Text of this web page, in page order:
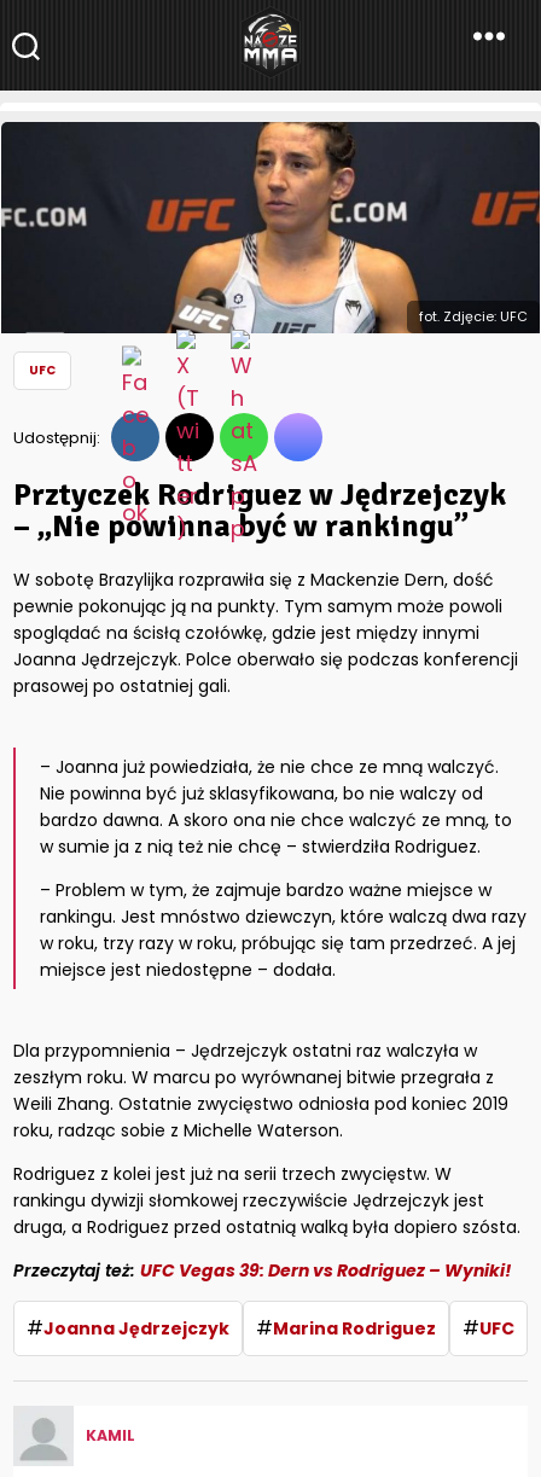
NaszeMMA
NaszeMMA.pl»Aktualności»Świat»UFC»Prztyczek Rodriguez w
Jędrzejczyk – „Nie powinna być w rankingu”
fot. Zdjęcie: UFC
UFC
Udostępnij:
Prztyczek Rodriguez w Jędrzejczyk
– „Nie powinna być w rankingu”
W sobotę Brazylijka rozprawiła się z Mackenzie Dern, dość
pewnie pokonując ją na punkty. Tym samym może powoli
spoglądać na ścisłą czołówkę, gdzie jest między innymi
Joanna Jędrzejczyk. Polce oberwało się podczas konferencji
prasowej po ostatniej gali.
– Joanna już powiedziała, że nie chce ze mną walczyć.
Nie powinna być już sklasyfikowana, bo nie walczy od
bardzo dawna. A skoro ona nie chce walczyć ze mną, to
w sumie ja z nią też nie chcę – stwierdziła Rodriguez.
– Problem w tym, że zajmuje bardzo ważne miejsce w
rankingu. Jest mnóstwo dziewczyn, które walczą dwa razy
w roku, trzy razy w roku, próbując się tam przedrzeć. A jej
miejsce jest niedostępne – dodała.
Dla przypomnienia – Jędrzejczyk ostatni raz walczyła w
zeszłym roku. W marcu po wyrównanej bitwie przegrała z
Weili Zhang. Ostatnie zwycięstwo odniosła pod koniec 2019
roku, radząc sobie z Michelle Waterson.
Rodriguez z kolei jest już na serii trzech zwycięstw. W
rankingu dywizji słomkowej rzeczywiście Jędrzejczyk jest
druga, a Rodriguez przed ostatnią walką była dopiero szósta.
Przeczytaj też:UFC Vegas 39: Dern vs Rodriguez – Wyniki!
#Joanna Jędrzejczyk #Marina Rodriguez #UFC
KAMIL